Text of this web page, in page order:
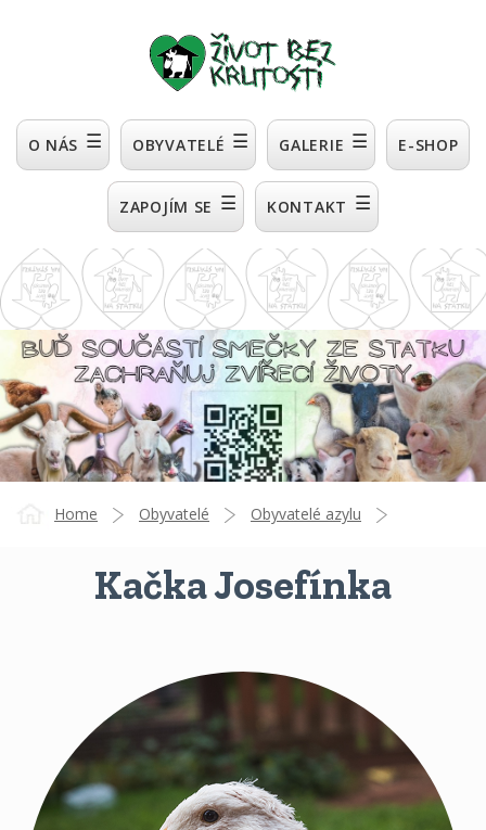
O NÁS ☰ OBYVATELÉ ☰ GALERIE ☰ E-SHOP
ZAPOJÍM SE ☰ KONTAKT ☰
Home Obyvatelé Obyvatelé azylu
Kačka Josefínka
Kačka Josefínka